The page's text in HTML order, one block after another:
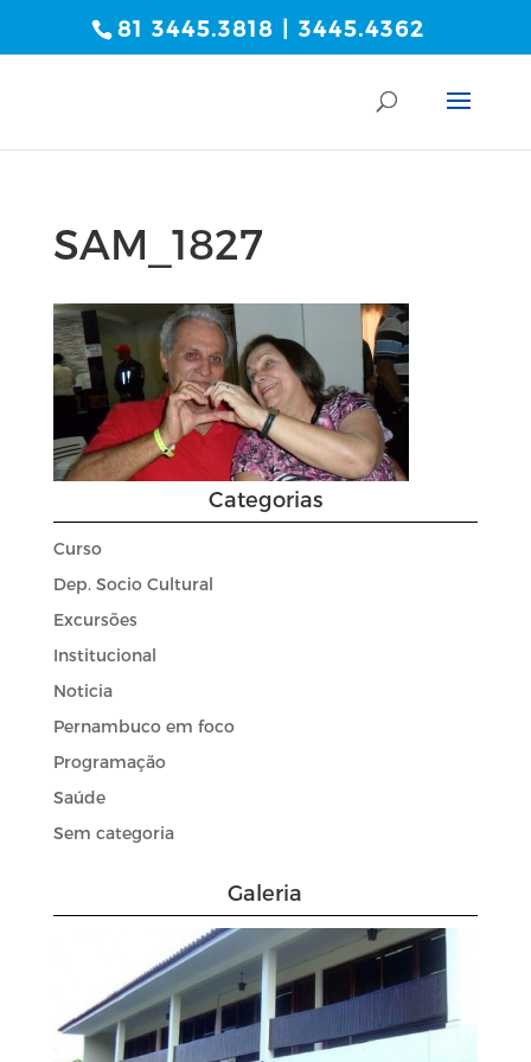
81 3445.3818 | 3445.4362
SAM_1827
Categorias
Curso
Dep. Socio Cultural
Excursões
Institucional
Noticia
Pernambuco em foco
Programação
Saúde
Sem categoria
Galeria